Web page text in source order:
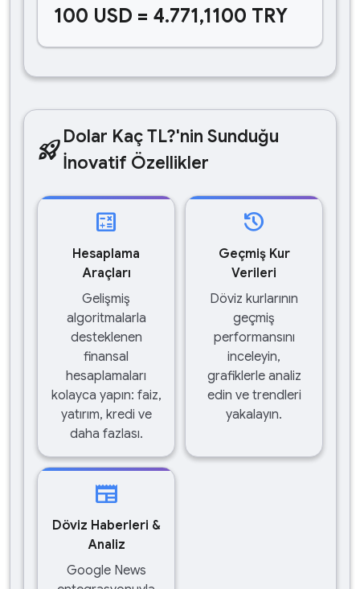
100 USD = 4.771,1100 TRY
rocket_launchDolar Kaç TL?'nin Sunduğu
İnovatif Özellikler
calculate
Hesaplama
Araçları
Gelişmiş
algoritmalarla
desteklenen
finansal
hesaplamaları
kolayca yapın: faiz,
yatırım, kredi ve
daha fazlası.
history
Geçmiş Kur
Verileri
Döviz kurlarının
geçmiş
performansını
inceleyin,
grafiklerle analiz
edin ve trendleri
yakalayın.
newspaper
Döviz Haberleri &
Analiz
Google News